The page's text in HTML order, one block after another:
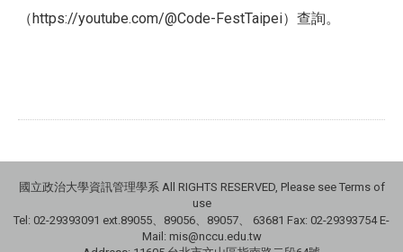
（https://youtube.com/@Code-FestTaipei）查詢。
國立政治大學資訊管理學系 All RIGHTS RESERVED, Please see Terms of
use
Tel: 02-29393091 ext.89055、89056、89057、
63681 Fax: 02-29393754 E-
Mail: mis@nccu.edu.tw